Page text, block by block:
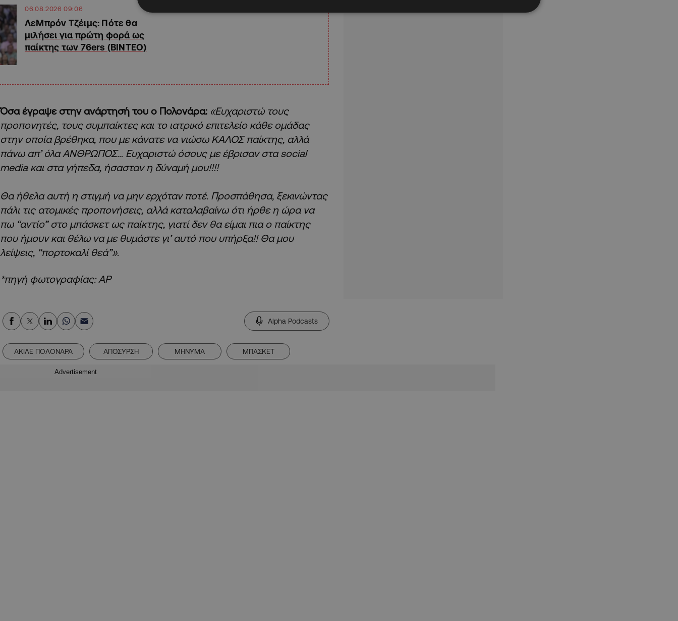
06.08.2026 09:06
ΛεΜπρόν Τζέιμς: Πότε θα
μιλήσει για πρώτη φορά ως
παίκτης των 76ers (ΒΙΝΤΕΟ)
Όσα έγραψε στην ανάρτησή του ο Πολονάρα: «Ευχαριστώ τους
προπονητές, τους συμπαίκτες και το ιατρικό επιτελείο κάθε ομάδας
στην οποία βρέθηκα, που με κάνατε να νιώσω ΚΑΛΟΣ παίκτης, αλλά
πάνω απ’ όλα ΑΝΘΡΩΠΟΣ… Ευχαριστώ όσους με έβρισαν στα social
media και στα γήπεδα, ήσασταν η δύναμή μου!!!!
Θα ήθελα αυτή η στιγμή να μην ερχόταν ποτέ. Προσπάθησα, ξεκινώντας
πάλι τις ατομικές προπονήσεις, αλλά καταλαβαίνω ότι ήρθε η ώρα να
πω “αντίο” στο μπάσκετ ως παίκτης, γιατί δεν θα είμαι πια ο παίκτης
που ήμουν και θέλω να με θυμάστε γι’ αυτό που υπήρξα!! Θα μου
λείψεις, “πορτοκαλί θεά”».
*πηγή φωτογραφίας: ΑΡ
Alpha Podcasts
ΑΚΙΛΕ ΠΟΛΟΝΑΡΑ ΑΠΟΣΥΡΣΗ ΜΗΝΥΜΑ ΜΠΑΣΚΕΤ
Advertisement